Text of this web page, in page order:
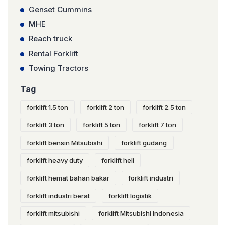
Genset Cummins
MHE
Reach truck
Rental Forklift
Towing Tractors
Tag
forklift 1.5 ton forklift 2 ton forklift 2.5 ton
forklift 3 ton forklift 5 ton forklift 7 ton
forklift bensin Mitsubishi forklift gudang
forklift heavy duty forklift heli
forklift hemat bahan bakar forklift industri
forklift industri berat forklift logistik
forklift mitsubishi forklift Mitsubishi Indonesia